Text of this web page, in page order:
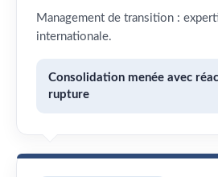
Management de transition :
internationale.
Consolidation menée avec
rupture